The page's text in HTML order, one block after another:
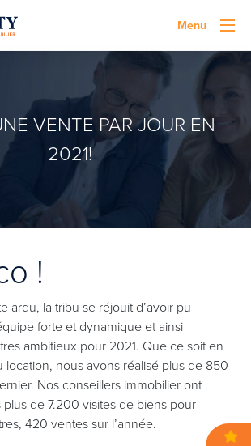
Menu
VENTE PAR JOUR EN
2021!
!
ardu, la tribu se réjouit d’avoir pu
forte et dynamique et ainsi
ambitieux pour 2021. Que ce soit en
nous avons réalisé plus de 850
Nos conseillers immobilier ont
plus de 7.200 visites de biens pour
420 ventes sur l’année.